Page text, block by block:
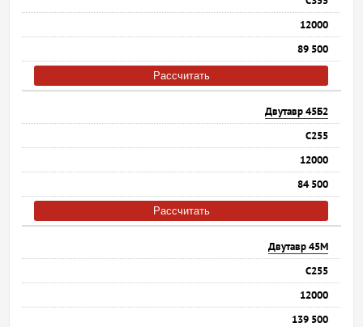
12000
89 500
Рассчитать
Двутавр 45Б2
С255
12000
84 500
Рассчитать
Двутавр 45М
С255
12000
139 500